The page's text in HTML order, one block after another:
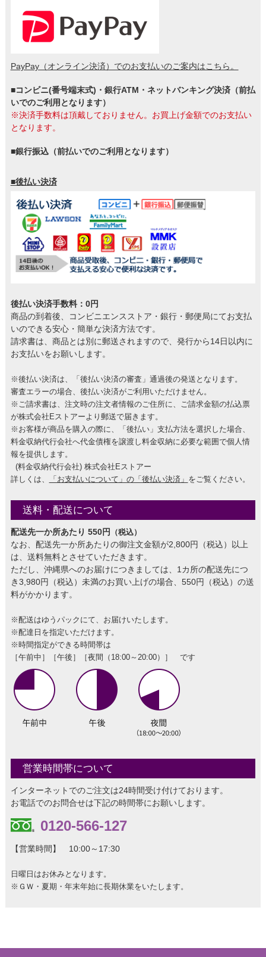
PayPay（オンライン決済）でのお支払いのご案内はこちら。
■コンビニ(番号端末式)・銀行ATM・ネットバンキング決済（前払
いでのご利用となります）
※決済手数料は頂戴しておりません。お買上げ金額でのお支払い
となります。
■銀行振込（前払いでのご利用となります）
■後払い決済
後払い決済手数料：0円
商品の到着後、コンビニエンスストア・銀行・郵便局にてお支払
いのできる安心・簡単な決済方法です。
請求書は、商品とは別に郵送されますので、発行から14日以内に
お支払いをお願いします。
※後払い決済は、「後払い決済の審査」通過後の発送となります。
審査エラーの場合、後払い決済がご利用いただけません。
※ご請求書は、注文時の注文者情報のご住所に、ご請求金額の払込票
が株式会社Eストアーより郵送で届きます。
※お客様が商品を購入の際に、「後払い」支払方法を選択した場合、
料金収納代行会社へ代金債権を譲渡し料金収納に必要な範囲で個人情
報を提供します。
(料金収納代行会社) 株式会社Eストアー
詳しくは、
「お支払いについて」の「後払い決済」 をご覧ください。
送料・配送について
配送先一か所あたり 550円 （税込）
なお、配送先一か所あたりの御注文金額が2,800円（税込）以上
は、送料無料とさせていただきます。
ただし、沖縄県へのお届けにつきましては、1カ所の配送先につ
き3,980円（税込）未満のお買い上げの場合、550円（税込）の送
料がかかります。
※配送はゆうパックにて、お届けいたします。
※配達日を指定いただけます。
※時間指定ができる時間帯は
［午前中］［午後］［夜間（18:00～20:00）］ です
営業時間帯について
インターネットでのご注文は24時間受け付けております。
お電話でのお問合せは下記の時間帯にお願いします。
0120-566-127
【営業時間】 10:00～17:30
日曜日はお休みとなります。
※ＧＷ・夏期・年末年始に長期休業をいたします。